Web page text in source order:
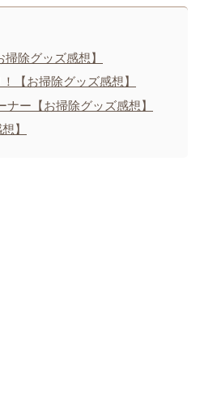
除グッズ感想】
【お掃除グッズ感想】
ー【お掃除グッズ感想】
】